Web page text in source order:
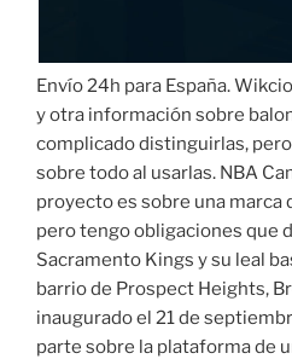
Envío 24h para España.
y otra información sobre
complicado distinguirlas,
sobre todo al usarlas. NBA
proyecto es sobre una marca
pero tengo obligaciones que
Sacramento Kings y su leal
barrio de Prospect Heights,
inaugurado el 21 de
parte sobre la plataforma de